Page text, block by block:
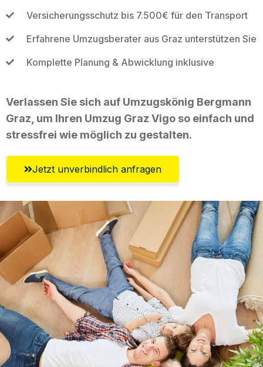
Versicherungsschutz bis 7.500€ für den Transport
Erfahrene Umzugsberater aus Graz unterstützen Sie
Komplette Planung & Abwicklung inklusive
Verlassen Sie sich auf Umzugskönig Bergmann
Graz, um Ihren Umzug Graz Vigo so einfach und
stressfrei wie möglich zu gestalten.
Jetzt unverbindlich anfragen